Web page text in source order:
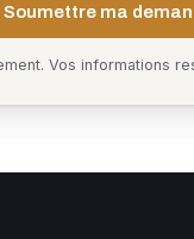
Soumettre ma
Vos informations